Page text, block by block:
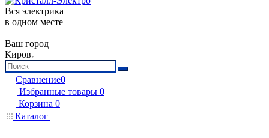
Вся электрика
в одном месте
Ваш город
Киров
Сравнение0
Избранные товары 0
Корзина 0
Каталог